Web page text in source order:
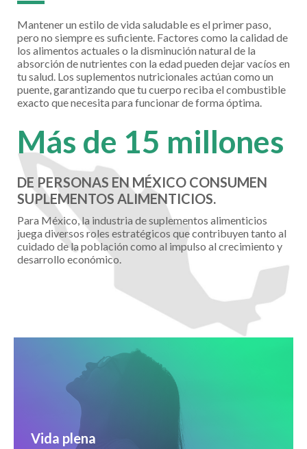
Mantener un estilo de vida saludable es el primer paso,
pero no siempre es suficiente. Factores como la calidad de
los alimentos actuales o la disminución natural de la
absorción de nutrientes con la edad pueden dejar vacíos en
tu salud. Los suplementos nutricionales actúan como un
puente, garantizando que tu cuerpo reciba el combustible
exacto que necesita para funcionar de forma óptima.
Más de 15 millones
DE PERSONAS EN MÉXICO CONSUMEN
SUPLEMENTOS ALIMENTICIOS.
Para México, la industria de suplementos alimenticios
juega diversos roles estratégicos que contribuyen tanto al
cuidado de la población como al impulso al crecimiento y
desarrollo económico.
Vida plena